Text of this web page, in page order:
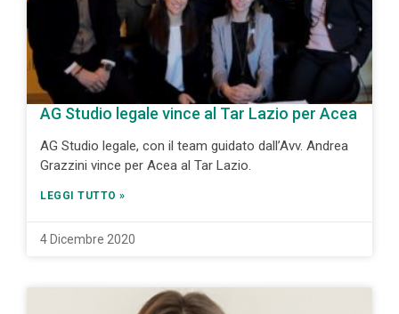
AG Studio legale vince al Tar Lazio per Acea
AG Studio legale, con il team guidato dall’Avv. Andrea
Grazzini vince per Acea al Tar Lazio.
LEGGI TUTTO »
4 Dicembre 2020